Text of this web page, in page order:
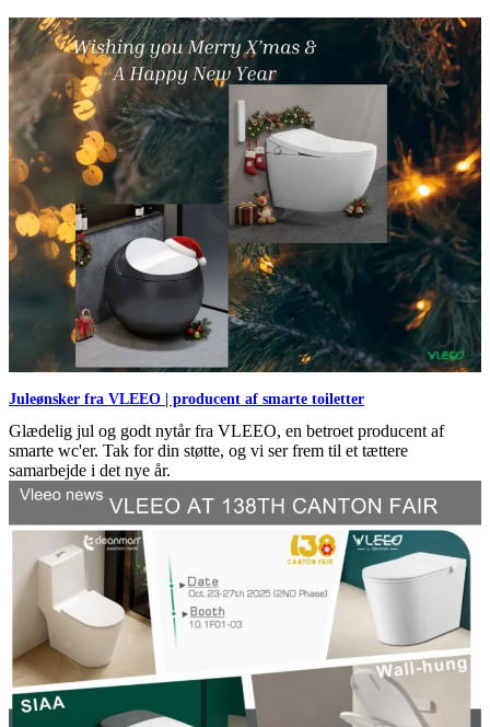
Juleønsker fra VLEEO | producent af smarte toiletter
Glædelig jul og godt nytår fra VLEEO, en betroet producent af
smarte wc'er. Tak for din støtte, og vi ser frem til et tættere
samarbejde i det nye år.